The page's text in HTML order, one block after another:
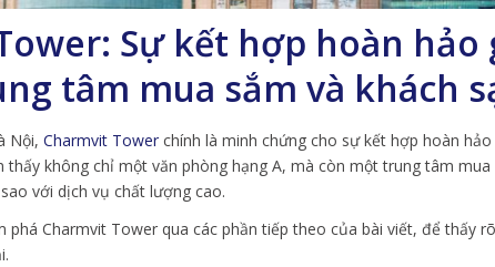
Sự kết hợp hoàn hảo
tâm mua sắm và khách
Nội, Charmvit Tower chính là minh chứng cho sự kết hợp hoàn
không chỉ một văn phòng hạng A, mà còn một trung tâm
với dịch vụ chất lượng cao.
phá Charmvit Tower qua các phần tiếp theo của bài viết, để thấy